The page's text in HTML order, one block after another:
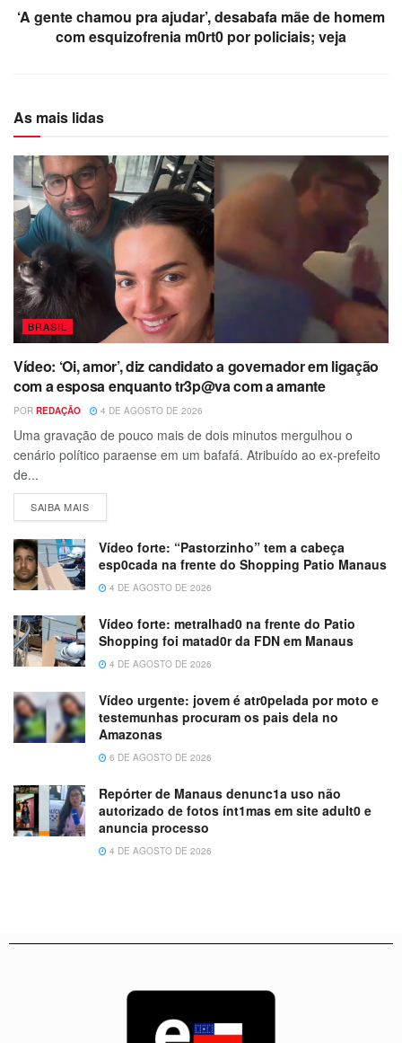
‘A gente chamou pra ajudar’, desabafa mãe de homem
com esquizofrenia m0rt0 por policiais; veja
As mais lidas
BRASIL
Vídeo: ‘Oi, amor’, diz candidato a governador em ligação
com a esposa enquanto tr3p@va com a amante
POR REDAÇÃO 4 DE AGOSTO DE 2026
Uma gravação de pouco mais de dois minutos mergulhou o
cenário político paraense em um bafafá. Atribuído ao ex-prefeito
de...
SAIBA MAIS
Vídeo forte: “Pastorzinho” tem a cabeça
esp0cada na frente do Shopping Patio Manaus
4 DE AGOSTO DE 2026
Vídeo forte: metralhad0 na frente do Patio
Shopping foi matad0r da FDN em Manaus
4 DE AGOSTO DE 2026
Vídeo urgente: jovem é atr0pelada por moto e
testemunhas procuram os pais dela no
Amazonas
6 DE AGOSTO DE 2026
Repórter de Manaus denunc1a uso não
autorizado de fotos ínt1mas em site adult0 e
anuncia processo
4 DE AGOSTO DE 2026